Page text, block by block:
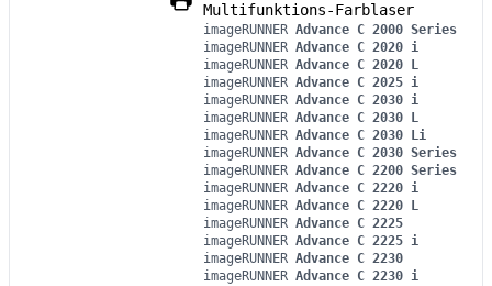
Multifunktions-Farblaser
imageRUNNER Advance C 2000 Series
imageRUNNER Advance C 2020 i
imageRUNNER Advance C 2020 L
imageRUNNER Advance C 2025 i
imageRUNNER Advance C 2030 i
imageRUNNER Advance C 2030 L
imageRUNNER Advance C 2030 Li
imageRUNNER Advance C 2030 Series
imageRUNNER Advance C 2200 Series
imageRUNNER Advance C 2220 i
imageRUNNER Advance C 2220 L
imageRUNNER Advance C 2225
imageRUNNER Advance C 2225 i
imageRUNNER Advance C 2230
imageRUNNER Advance C 2230 i